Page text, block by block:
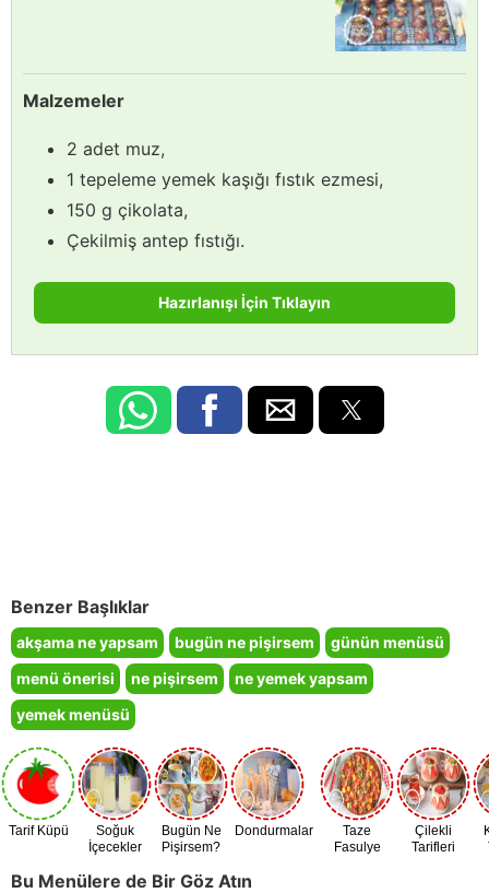
Malzemeler
2 adet muz,
1 tepeleme yemek kaşığı fıstık ezmesi,
150 g çikolata,
Çekilmiş antep fıstığı.
Hazırlanışı İçin Tıklayın
Benzer Başlıklar
akşama ne yapsam bugün ne pişirsem
günün menüsü
menü önerisi
ne pişirsem
ne yemek yapsam
yemek menüsü
Tarif Küpü
Soğuk
İçecekler
Bugün Ne
Pişirsem?
Dondurmalar
Taze
Fasulye
Çilekli
Tarifleri
Bu Menülere de Bir Göz Atın